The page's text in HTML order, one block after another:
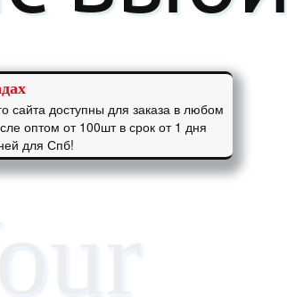
сайта доступны для заказа в любом
оптом от 100шт в срок от 1 дня
для Спб!